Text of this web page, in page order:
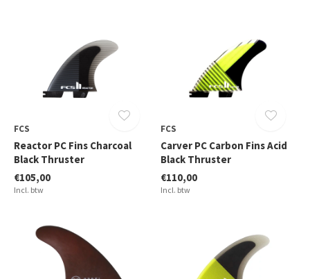
FCS
Reactor PC Fins Charcoal
Black Thruster
€105,00
Incl. btw
FCS
Carver PC Carbon Fins Acid
Black Thruster
€110,00
Incl. btw